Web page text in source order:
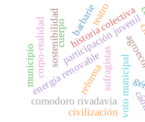
voto municipal
sufragistas
comodoro rivadavia
energía renovable
participación juvenil
sostenibilidad
municipio reforma
historia colectiva
civilización
barbarie
corpo-realidad cuerpo
teatro